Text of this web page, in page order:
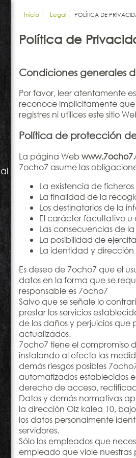
Inicio Legal POLÍTICA DE
Política de
Condiciones generales
Por favor, leer atentamente
reconoce implícitamente que
registres ni utilices este sitio
Política de protección
La página Web
7ocho7 asume las
La existencia de
La finalidad de la
Los destinatarios de la
El carácter facultativo
Las consecuencias de
La posibilidad de
La identidad y dirección
Es deseo de 7ocho7 que el
datos en la forma que se
responsable es 7ocho7
Salvo que se señale lo
prestar los servicios
de los daños y perjuicios
actualizados.
7ocho7 tiene el compromiso
instalando al efecto las
demás riesgos posibles
automatizados establecidos
derecho de acceso,
Datos y demás normativas
la dirección Oiz kalea 10,
los datos personalmente
servidores.
Sólo los empleados que
empleado que viole